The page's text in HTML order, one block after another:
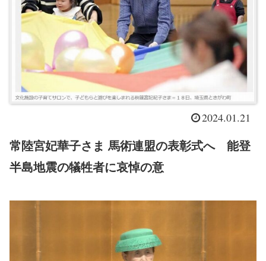
2024.01.21
常陸宮妃華子さま 馬術連盟の表彰式へ 能登
半島地震の犠牲者に哀悼の意